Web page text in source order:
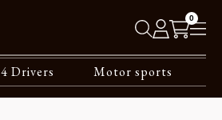
0
4 Drivers Motor sports